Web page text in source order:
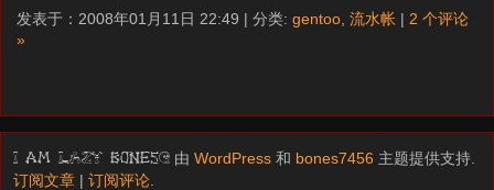
发表于：2008年01月11日 22:49 | 分类: gentoo 流水帐 | 2 个评论
»
I am LAZY bones? 由WordPress 和 bones7456 主题提供支持.
订阅文章 |订阅评论